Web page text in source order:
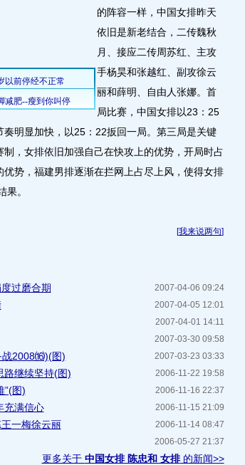
的阵容一样，中国女排昨天
依旧是新老结合，二传魏秋
月、接应二传周苏红、主攻
手杨昊和张越红、副攻徐云
丽和薛明、自由人张娜。首
局比赛，中国女排以23：25
明显加快，以25：22扳回一局。第三局是关键
，女排依旧加强自己在快攻上的优势，开局时占
势，福建男排逐渐在拦网上占尽上风，使得女排
。
[我来说两句]
2007-04-06 09:24
过磨合期
2007-04-05 12:01
2007-04-01 14:11
2007-03-30 09:58
2007-03-23 03:33
战2008⒃)(图)
2006-11-22 19:58
路继续坚持(图)
2006-11-16 22:37
”(图)
2006-11-15 21:09
充满信心
2006-11-14 08:47
一梅徐云丽
2006-05-27 21:37
更多关于 中国女排 陈忠和 女排的新闻>>